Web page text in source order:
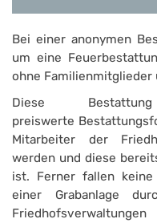
Bei einer anonymen
um eine
ohne
Diese
preiswerte
Mitarbeiter der
werden und diese
ist. Ferner fallen
einer Grabanlage